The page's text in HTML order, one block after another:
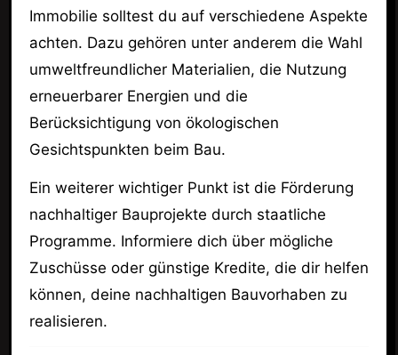
Immobilie solltest du auf verschiedene Aspekte
achten. Dazu gehören unter anderem die Wahl
umweltfreundlicher Materialien, die Nutzung
erneuerbarer Energien und die
Berücksichtigung von ökologischen
Gesichtspunkten beim Bau.
Ein weiterer wichtiger Punkt ist die Förderung
nachhaltiger Bauprojekte durch staatliche
Programme. Informiere dich über mögliche
Zuschüsse oder günstige Kredite, die dir helfen
können, deine nachhaltigen Bauvorhaben zu
realisieren.